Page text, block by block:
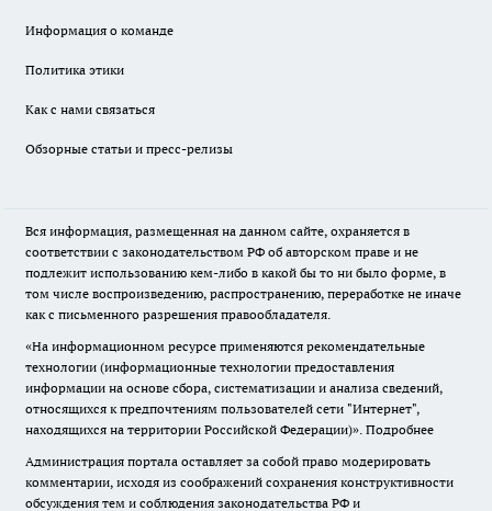
Информация о команде
Политика этики
Как с нами связаться
Обзорные статьи и пресс-релизы
Вся информация, размещенная на данном сайте, охраняется в
соответствии с законодательством РФ об авторском праве и не
подлежит использованию кем-либо в какой бы то ни было форме, в
том числе воспроизведению, распространению, переработке не иначе
как с письменного разрешения правообладателя.
«На информационном ресурсе применяются рекомендательные
технологии (информационные технологии предоставления
информации на основе сбора, систематизации и анализа сведений,
относящихся к предпочтениям пользователей сети "Интернет",
находящихся на территории Российской Федерации)». Подробнее
Администрация портала оставляет за собой право модерировать
комментарии, исходя из соображений сохранения конструктивности
обсуждения тем и соблюдения законодательства РФ и